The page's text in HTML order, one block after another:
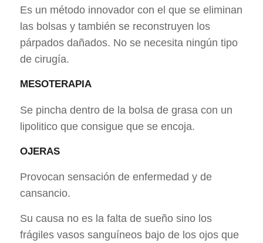
Es un método innovador con el que se eliminan
las bolsas y también se reconstruyen los
párpados dañados. No se necesita ningún tipo
de cirugía.
MESOTERAPIA
Se pincha dentro de la bolsa de grasa con un
lipolitico que consigue que se encoja.
OJERAS
Provocan sensación de enfermedad y de
cansancio.
Su causa no es la falta de sueño sino los
frágiles vasos sanguíneos bajo de los ojos que